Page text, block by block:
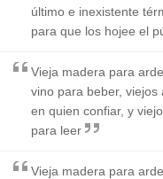
último e inexistente
para que los hojee el
Vieja madera para
vino para beber, viejos
en quien confiar, y
para leer
Vieja madera para